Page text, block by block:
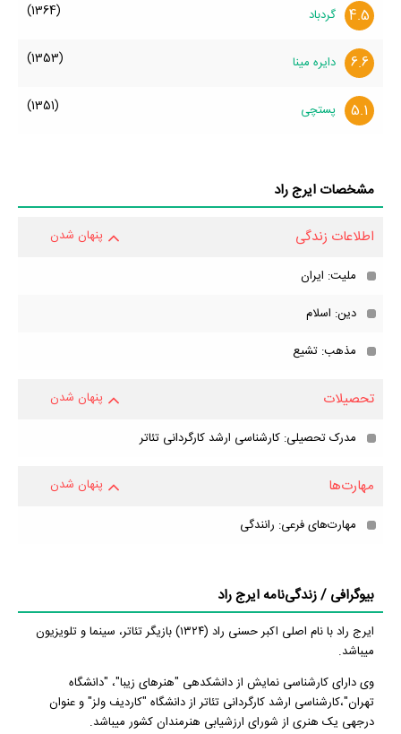
4.5 گردباد (1364)
6.6 دایره مینا (1353)
5.1 پستچی (1351)
مشخصات ایرج راد
اطلاعات زندگی پنهان شدن
ملیت: ایران
دین: اسلام
مذهب: تشیع
تحصیلات پنهان شدن
مدرک تحصیلی: کارشناسی ارشد کارگردانی تئاتر
مهارت‌ها پنهان شدن
مهارت‌های فرعی: رانندگی
بیوگرافی / زندگی‌نامه ایرج راد
ایرج راد با نام اصلی اکبر حسنی راد (۱۳۲۴) بازیگر تئاتر، سینما و تلویزیون
می‎باشد.
وی دارای کارشناسی نمایش از دانشکده‎ی "هنرهای زیبا"، "دانشگاه
تهران"،کارشناسی ارشد کارگردانی تئاتر از دانشگاه "کاردیف ولز" و عنوان
درجه‎ی یک هنری از شورای ارزشیابی هنرمندان کشور می‎باشد.